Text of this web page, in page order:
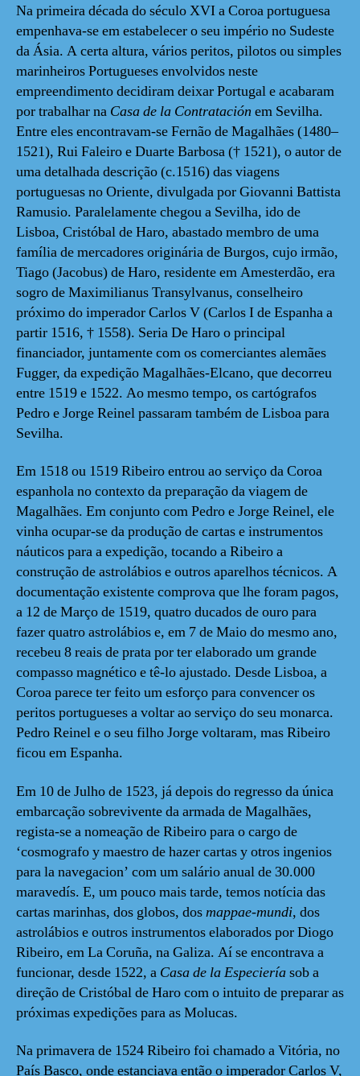
Na primeira década do século XVI a Coroa portuguesa
empenhava-se em estabelecer o seu império no Sudeste
da Ásia. A certa altura, vários peritos, pilotos ou simples
marinheiros Portugueses envolvidos neste
empreendimento decidiram deixar Portugal e acabaram
por trabalhar na Casa de la Contratación em Sevilha.
Entre eles encontravam-se Fernão de Magalhães (1480–
1521), Rui Faleiro e Duarte Barbosa († 1521), o autor de
uma detalhada descrição (c.1516) das viagens
portuguesas no Oriente, divulgada por Giovanni Battista
Ramusio. Paralelamente chegou a Sevilha, ido de
Lisboa, Cristóbal de Haro, abastado membro de uma
família de mercadores originária de Burgos, cujo irmão,
Tiago (Jacobus) de Haro, residente em Amesterdão, era
sogro de Maximilianus Transylvanus, conselheiro
próximo do imperador Carlos V (Carlos I de Espanha a
partir 1516, † 1558). Seria De Haro o principal
financiador, juntamente com os comerciantes alemães
Fugger, da expedição Magalhães-Elcano, que decorreu
entre 1519 e 1522. Ao mesmo tempo, os cartógrafos
Pedro e Jorge Reinel passaram também de Lisboa para
Sevilha.
Em 1518 ou 1519 Ribeiro entrou ao serviço da Coroa
espanhola no contexto da preparação da viagem de
Magalhães. Em conjunto com Pedro e Jorge Reinel, ele
vinha ocupar-se da produção de cartas e instrumentos
náuticos para a expedição, tocando a Ribeiro a
construção de astrolábios e outros aparelhos técnicos. A
documentação existente comprova que lhe foram pagos,
a 12 de Março de 1519, quatro ducados de ouro para
fazer quatro astrolábios e, em 7 de Maio do mesmo ano,
recebeu 8 reais de prata por ter elaborado um grande
compasso magnético e tê-lo ajustado. Desde Lisboa, a
Coroa parece ter feito um esforço para convencer os
peritos portugueses a voltar ao serviço do seu monarca.
Pedro Reinel e o seu filho Jorge voltaram, mas Ribeiro
ficou em Espanha.
Em 10 de Julho de 1523, já depois do regresso da única
embarcação sobrevivente da armada de Magalhães,
regista-se a nomeação de Ribeiro para o cargo de
‘cosmografo y maestro de hazer cartas y otros ingenios
para la navegacion’ com um salário anual de 30.000
maravedís. E, um pouco mais tarde, temos notícia das
cartas marinhas, dos globos, dosmappae-mundi, dos
astrolábios e outros instrumentos elaborados por Diogo
Ribeiro, em La Coruña, na Galiza. Aí se encontrava a
funcionar, desde 1522, a Casa de la Especieríasob a
direção de Cristóbal de Haro com o intuito de preparar as
próximas expedições para as Molucas.
Na primavera de 1524 Ribeiro foi chamado a Vitória, no
País Basco, onde estanciava então o imperador Carlos V,